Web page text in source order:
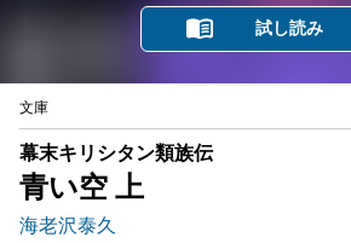
試し読み
文庫
幕末キリシタン類族伝
青い空 上
海老沢泰久